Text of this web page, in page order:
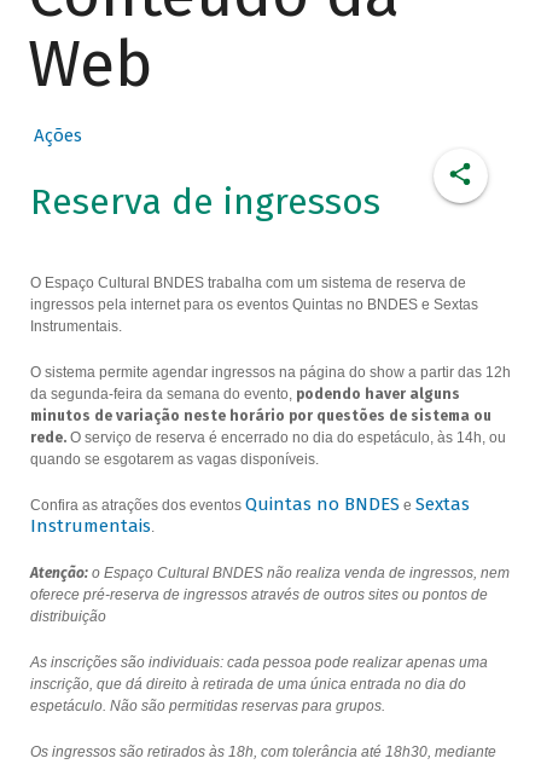
Web
Ações
Reserva de ingressos
O Espaço Cultural BNDES trabalha com um sistema de reserva de
ingressos pela internet para os eventos Quintas no BNDES e Sextas
Instrumentais.
O sistema permite agendar ingressos na página do show a partir das 12h
da segunda-feira da semana do evento, podendo haver alguns
minutos de variação neste horário por questões de sistema ou
rede.O serviço de reserva é encerrado no dia do espetáculo, às 14h, ou
quando se esgotarem as vagas disponíveis.
Confira as atrações dos eventos Quintas no BNDES e Sextas
Instrumentais.
Atenção:o Espaço Cultural BNDES não realiza venda de ingressos, nem
oferece pré-reserva de ingressos através de outros sites ou pontos de
distribuição
As inscrições são individuais: cada pessoa pode realizar apenas uma
inscrição, que dá direito à retirada de uma única entrada no dia do
espetáculo. Não são permitidas reservas para grupos.
Os ingressos são retirados às 18h, com tolerância até 18h30, mediante